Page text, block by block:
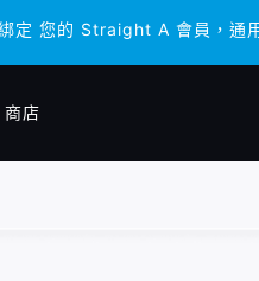
您的 Straight A 會員，通
您的 Straight A 會員，通
商店